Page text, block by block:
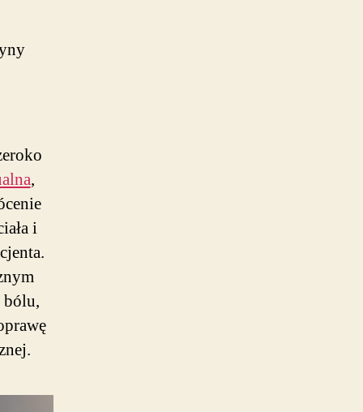
,
i
bólu,